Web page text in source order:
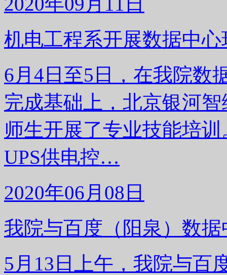
机电工程系开展数据中
6月4日至5日，在我院数
完成基础上，北京银河
师生开展了专业技能培
UPS供电控…
2020年06月08日
我院与百度（阳泉）数
5月13日上午，我院与百